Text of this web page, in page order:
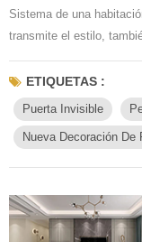
Sistema de una
transmite el estilo,
conjunto de espacio
íntimo. Sistema de
de la pared de fondo del
decoración tradicional
ETIQUETAS :
Puerta Invisible
Nueva Decoración De